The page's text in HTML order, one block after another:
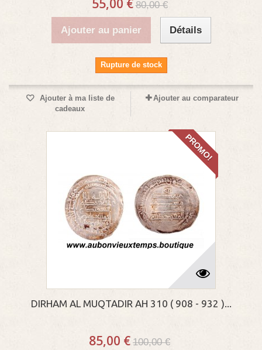
55,00 € 80,00 €
Ajouter au panier Détails
Rupture de stock
Ajouter à ma liste de
cadeaux
Ajouter au comparateur
PROMO!
DIRHAM AL MUQTADIR AH 310 ( 908 - 932 )...
85,00 € 100,00 €